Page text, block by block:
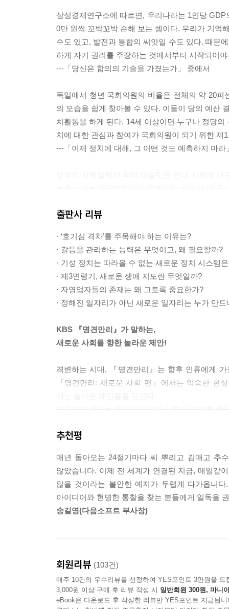
삼성경제연구소에 따르면, 우리나라는 1인당
0만 원씩 꼬박꼬박 손해 보는 셈이다. 우리가 기억
수도 있고, 발전과 통합의 씨앗일 수도 있다. 때문
하게 자기 권리를 주장하는 것에서부터 시작되어
---「당신은 합의의 기술을 가졌는가」 중에서
독일에서 청년 국회의원의 비율은 전체의 약 20
의 모습을 쉽게 찾아볼 수 있다. 이들이 당의 예산
치활동을 하게 된다. 14세 이상이면 누구나 정당
치에 대한 관심과 참여가 국회의원이 되기 위한 제
---「이제 정치에 대해, 그 어떤 것도 예측하지 마라
로운 시기는 ‘제1연령기’인 유년기와, 성인기 및
차 정해지지 않은 생애 단계가 출현하고 있다. 수
---「120세 쇼크, 새로운 인생지도가 필요하다」 중
셰어 가나자와는 단순한 노인 요양시설이 아니라
점에서 일하는 후에키 노부지 씨는 벌써 여든이
속 길을 따라 공동체에서 출자해 만든 편의점으
고 거스름돈을 챙겨준다. 느리지만 정확하다. 후
---「셀프부양 시대, 우리는 준비할 수 있는가」 중
는 대형마트를 가려면 차를 타고 교외로 15분 이
다. 시티마켓은 270곳에 달하는 상품 공급자들이
---「자신이 경영하는 사업, 그 자부심을 넘치게」
2015년 메이커 페어에서 사람들의 시선을 한 몸
는 만화책, 비디오게임, 영화를 섭렵하더니 급기
전투형 로봇에 대결을 신청했다는 것이다. 이 제
제트의 실사판 싸움과도 같은 이 대결에 전 세계
나고야 대학의 소립자 물리학은 세계적으로 인정
연구실에 걸려 있다. 매주 열리는 다양한 세미나
---「호기심 격차 시대가 열렸다」 중에서
출판사 리뷰
· ‘호기심 격차’를 주목해야 하는 이유는?
· 갈등을 관리하는 능력은 무엇이고, 왜 필요할까?
· 기성 정치는 따라올 수 없는 새로운 정치 시스템
· 제3연령기, 새로운 생애 지도란 무엇일까?
· 자영업자들의 존재는 왜 그토록 중요한가?
· 정해진 일자리가 아닌 새로운 일자리는 누가 만드
KBS 『명견만리』가 말하는,
새로운 사회를 향한 놀라운 제안!
격변하는 시대, 『명견만리』는 향후 인류에게
『명견만리: 새로운 사회 편』에서는 익숙한 현
지금까지 우리는 개인의 미래와 사회의 미래를 무
매우 커졌다. 이는 반대로 말해, 개인이 사회에
먼저 정치 파트에서는 전 세계에 불어닥치는 시민
또한 갈등을 해결하고 사회적 합의를 이끌어내는
생애 파트에서는 장수혁명 시대에 맞는 새로운 생
세대 간 분업 시스템 등 첨예한 논의들을 함께 다
탐구 파트에서는 인간을 인간답게 하는 특징이
마인드와 컴퓨터적 사고력 등이 무엇인지 분석하
추천평
매년 돌아오는 24절기마다 씨 뿌리고 김매고 추
않았습니다. 이제 전 세계가 연결된 지금, 매일같
않을 것이라는 불안한 예지가 두렵게 다가옵니
아이디어와 현명한 통찰을 찾는 분들에게 일독을
송길영(다음소프트 부사장)
회원리뷰 (103건)
매주 10건의 우수리뷰를 선정하여 YES포인트 3만원을 드
3,000원 이상 구매 후 리뷰 작성 시 일반회원 300원, 마니
eBook은 다운로드 후 작성한 리뷰만 YES포인트 지급됩니